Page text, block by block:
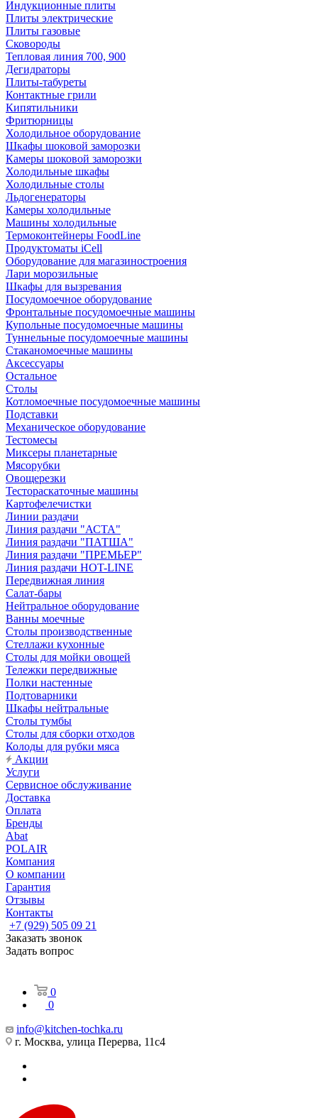
Индукционные плиты
Плиты электрические
Плиты газовые
Сковороды
Тепловая линия 700, 900
Дегидраторы
Плиты-табуреты
Контактные грили
Кипятильники
Фритюрницы
Холодильное оборудование
Шкафы шоковой заморозки
Камеры шоковой заморозки
Холодильные шкафы
Холодильные столы
Льдогенераторы
Камеры холодильные
Машины холодильные
Термоконтейнеры FoodLine
Продуктоматы iCell
Оборудование для магазиностроения
Лари морозильные
Шкафы для вызревания
Посудомоечное оборудование
Фронтальные посудомоечные машины
Купольные посудомоечные машины
Туннельные посудомоечные машины
Стаканомоечные машины
Аксессуары
Остальное
Столы
Котломоечные посудомоечные машины
Подставки
Механическое оборудование
Тестомесы
Миксеры планетарные
Мясорубки
Овощерезки
Тестораскаточные машины
Картофелечистки
Линии раздачи
Линия раздачи "АСТА"
Линия раздачи "ПАТША"
Линия раздачи "ПРЕМЬЕР"
Линия раздачи HOT-LINE
Передвижная линия
Салат-бары
Нейтральное оборудование
Ванны моечные
Столы производственные
Стеллажи кухонные
Столы для мойки овощей
Тележки передвижные
Полки настенные
Подтоварники
Шкафы нейтральные
Столы тумбы
Столы для сборки отходов
Колоды для рубки мяса
Акции
Услуги
Сервисное обслуживание
Доставка
Оплата
Бренды
Abat
POLAIR
Компания
О компании
Гарантия
Отзывы
Контакты
+7 (929) 505 09 21
Заказать звонок
Задать вопрос
0
0
info@kitchen-tochka.ru
г. Москва, улица Перерва, 11с4